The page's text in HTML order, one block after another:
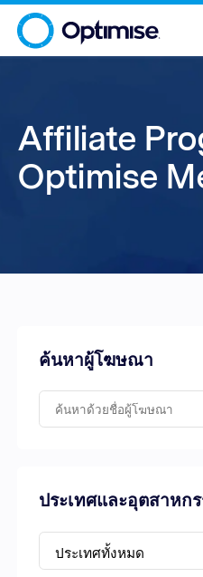
Affiliate
Optimise
ค้นหาผู้โฆษณา
ประเทศและอุตสาหก